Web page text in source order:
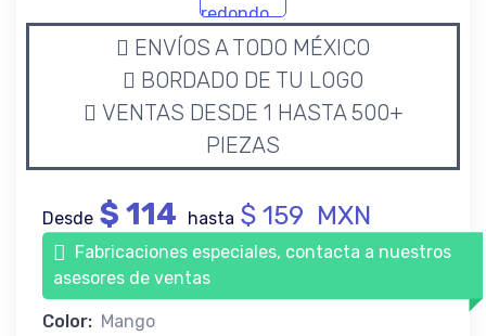
ENVÍOS A TODO MÉXICO
BORDADO DE TU LOGO
VENTAS DESDE 1 HASTA 500+
PIEZAS
Desde $ 114 hasta $ 159 MXN
Fabricaciones especiales, contacta a nuestros
asesores de ventas
Color: Mango